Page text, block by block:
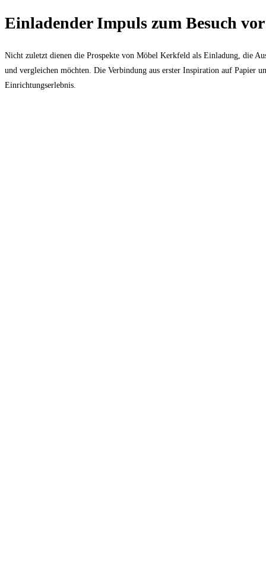
Einladender Impuls zum Besuch
Nicht zuletzt dienen die Prospekte von Möbel Kerkfeld als Einladung, die
und vergleichen möchten. Die Verbindung aus erster Inspiration auf Papier
Einrichtungserlebnis.